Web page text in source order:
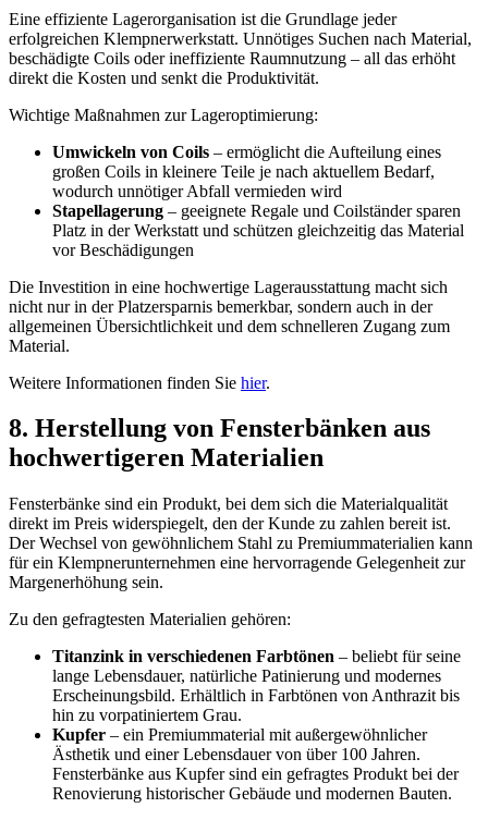
Eine effiziente Lagerorganisation ist die Grundlage jeder
erfolgreichen Klempnerwerkstatt. Unnötiges Suchen nach Material,
beschädigte Coils oder ineffiziente Raumnutzung – all das erhöht
direkt die Kosten und senkt die Produktivität.
Wichtige Maßnahmen zur Lageroptimierung:
Umwickeln von Coils – ermöglicht die Aufteilung eines
großen Coils in kleinere Teile je nach aktuellem Bedarf,
wodurch unnötiger Abfall vermieden wird
Stapellagerung – geeignete Regale und Coilständer sparen
Platz in der Werkstatt und schützen gleichzeitig das Material
vor Beschädigungen
Die Investition in eine hochwertige Lagerausstattung macht sich
nicht nur in der Platzersparnis bemerkbar, sondern auch in der
allgemeinen Übersichtlichkeit und dem schnelleren Zugang zum
Material.
Weitere Informationen finden Sie hier.
8. Herstellung von Fensterbänken aus
hochwertigeren Materialien
Fensterbänke sind ein Produkt, bei dem sich die Materialqualität
direkt im Preis widerspiegelt, den der Kunde zu zahlen bereit ist.
Der Wechsel von gewöhnlichem Stahl zu Premiummaterialien kann
für ein Klempnerunternehmen eine hervorragende Gelegenheit zur
Margenerhöhung sein.
Zu den gefragtesten Materialien gehören:
Titanzink in verschiedenen Farbtönen – beliebt für seine
lange Lebensdauer, natürliche Patinierung und modernes
Erscheinungsbild. Erhältlich in Farbtönen von Anthrazit bis
hin zu vorpatiniertem Grau.
Kupfer – ein Premiummaterial mit außergewöhnlicher
Ästhetik und einer Lebensdauer von über 100 Jahren.
Fensterbänke aus Kupfer sind ein gefragtes Produkt bei der
Renovierung historischer Gebäude und modernen Bauten.